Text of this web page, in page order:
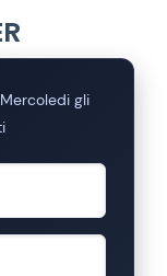
gli